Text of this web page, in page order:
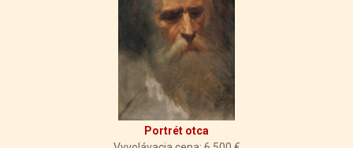
Portrét otca